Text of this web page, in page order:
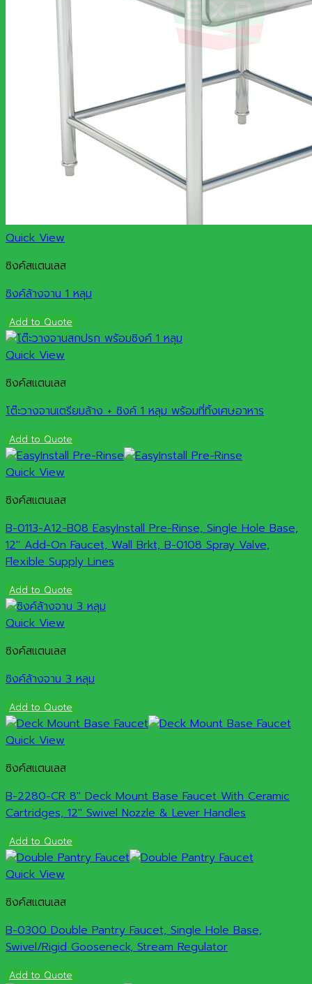
Quick View
ซิงค์สแตนเลส
ซิงค์ล้างจาน 1 หลุม
Add to Quote
Quick View
ซิงค์สแตนเลส
โต๊ะวางจานเตรียมล้าง + ซิงค์ 1 หลุม พร้อมที่ทิ้งเศษอาหาร
Add to Quote
Quick View
ซิงค์สแตนเลส
B-0113-A12-B08 EasyInstall Pre-Rinse, Single Hole Base,
12″ Add-On Faucet, Wall Brkt, B-0108 Spray Valve,
Flexible Supply Lines
Add to Quote
Quick View
ซิงค์สแตนเลส
ซิงค์ล้างจาน 3 หลุม
Add to Quote
Quick View
ซิงค์สแตนเลส
B-2280-CR 8″ Deck Mount Base Faucet With Ceramic
Cartridges, 12″ Swivel Nozzle & Lever Handles
Add to Quote
Quick View
ซิงค์สแตนเลส
B-0300 Double Pantry Faucet, Single Hole Base,
Swivel/Rigid Gooseneck, Stream Regulator
Add to Quote